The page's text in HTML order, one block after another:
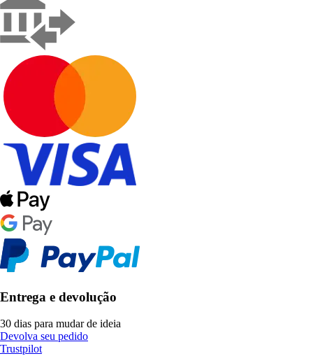
Entrega e devolução
30 dias para mudar de ideia
Devolva seu pedido
Trustpilot